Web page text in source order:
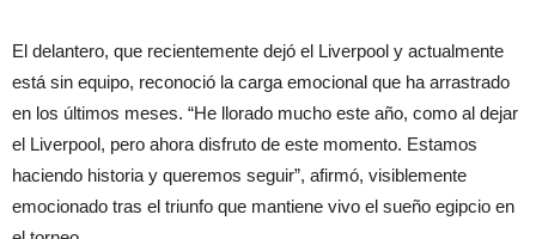
El delantero, que recientemente dejó el Liverpool y actualmente
está sin equipo, reconoció la carga emocional que ha arrastrado
en los últimos meses. “He llorado mucho este año, como al dejar
el Liverpool, pero ahora disfruto de este momento. Estamos
haciendo historia y queremos seguir”, afirmó, visiblemente
emocionado tras el triunfo que mantiene vivo el sueño egipcio en